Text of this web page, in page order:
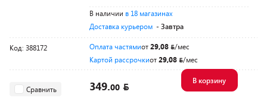
В наличии в 18 магазинах
Доставка курьером - Завтра
Код: 388172 Оплата частямиот29,08
/мес
Картой рассрочкиот29,08 /мес
Сравнить 349.00
В корзину